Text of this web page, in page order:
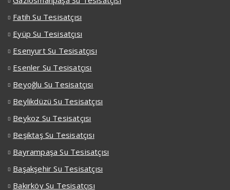
Fatih Su Tesisatçısı
Eyüp Su Tesisatçısı
Esenyurt Su Tesisatçısı
Esenler Su Tesisatçısı
Beyoğlu Su Tesisatçısı
Beylikdüzü Su Tesisatçısı
Beykoz Su Tesisatçısı
Beşiktaş Su Tesisatçısı
Bayrampaşa Su Tesisatçısı
Başakşehir Su Tesisatçısı
Bakırköy Su Tesisatçısı